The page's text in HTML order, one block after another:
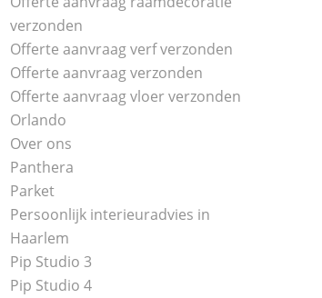
verzonden
Offerte aanvraag verf verzonden
Offerte aanvraag verzonden
Offerte aanvraag vloer verzonden
Orlando
Over ons
Panthera
Parket
Persoonlijk interieuradvies in
Haarlem
Pip Studio 3
Pip Studio 4